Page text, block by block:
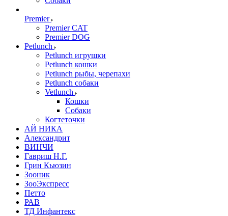
Premier
Premier CAT
Premier DOG
Petlunch
Petlunch игрушки
Petlunch кошки
Petlunch рыбы, черепахи
Petlunch собаки
Vetlunch
Кошки
Собаки
Когтеточки
АЙ НИКА
Александрит
ВИНЧИ
Гавриш Н.Г.
Грин Кьюзин
Зооник
ЗооЭкспресс
Петто
РАВ
ТД Инфантекс